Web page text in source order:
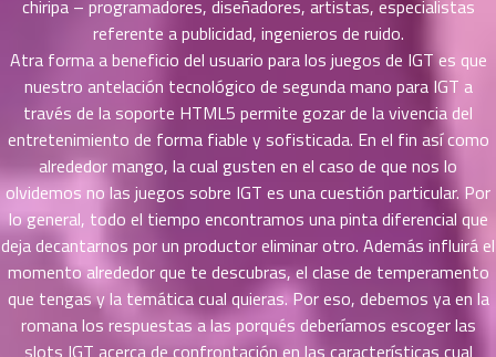
chiripa – programadores, diseñadores, artistas, especialistas
referente a publicidad, ingenieros de ruido.
Atra forma a beneficio del usuario para los juegos de IGT es que
nuestro antelación tecnológico de segunda mano para IGT a
través de la soporte HTML5 permite gozar de la vivencia del
entretenimiento de forma fiable y sofisticada. En el fin así­ como
alrededor mango, la cual gusten en el caso de que nos lo
olvidemos no las juegos sobre IGT es una cuestión particular. Por
lo general, todo el tiempo encontramos una pinta diferencial que
deja decantarnos por un productor eliminar otro. Además influirá el
momento alrededor que te descubras, el clase de temperamento
que tengas y la temática cual quieras. Por eso, debemos ya en la
romana los respuestas a las porqués deberíamos escoger las
slots IGT acerca de confrontación en las características cual
ตอน
ที่
86
ตอน
ที่
น
87
ตอน
ที่
น
88
ตอน